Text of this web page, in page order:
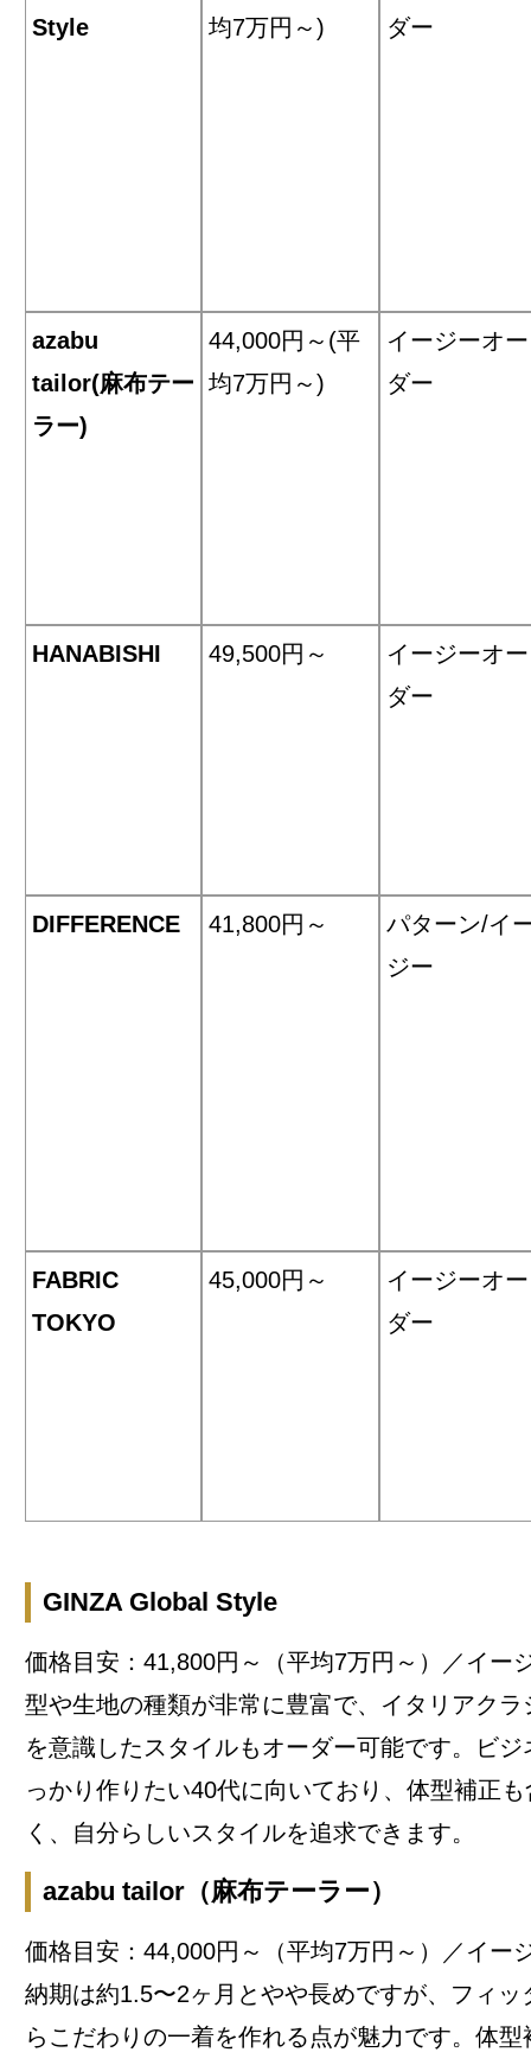
Style
均7万円～)
ダー
azabu
tailor(麻布テー
ラー)
44,000円～(平
均7万円～)
イージーオー
ダー
HANABISHI 49,500円～
イージーオー
ダー
DIFFERENCE 41,800円～
パターン/イ
ジー
FABRIC
TOKYO
45,000円～
イージーオー
ダー
GINZA Global Style
価格目安：41,800円～（平均7万円～）／イー
型や生地の種類が非常に豊富で、イタリアク
を意識したスタイルもオーダー可能です。ビ
っかり作りたい40代に向いており、体型補正
く、自分らしいスタイルを追求できます。
azabu tailor（麻布テーラー）
価格目安：44,000円～（平均7万円～）／イー
納期は約1.5〜2ヶ月とやや長めですが、フィッ
らこだわりの一着を作れる点が魅力です。体